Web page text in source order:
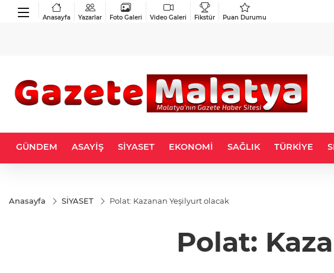
Anasayfa Yazarlar Foto Galeri Video Galeri Fikstür Puan Durumu
GÜNDEM ASAYİŞ SİYASET EKONOMİ SAĞLIK TÜRKİYE
Anasayfa SİYASET Polat: Kazanan Yeşilyurt olacak
Polat: